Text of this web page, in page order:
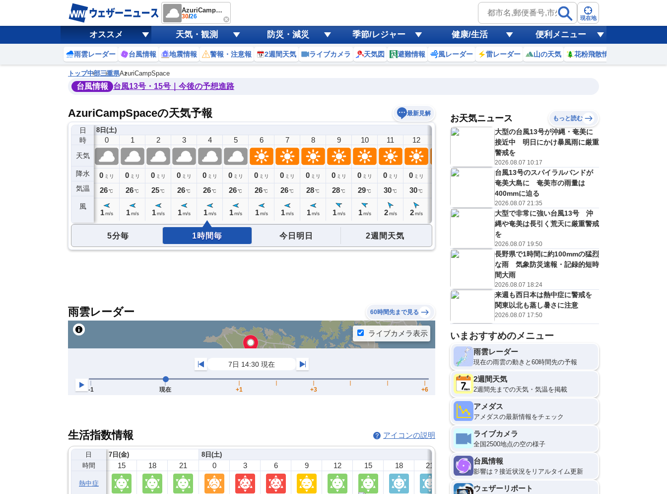
AzuriCampSpace
30/26 現在地
オススメ 天気・観測 防災・減災 季節/レジャー 健康/生活 便利メニュー
雨雲レーダー 台風情報 地震情報 警報・注意報 2週間天気 ライブカメラ 天気図 避難情報 風レーダー 雷レーダー 山の天気 花粉飛散情報
トップ中部三重県AzuriCampSpace
台風情報 台風13号・15号｜今後の予想進路
AzuriCampSpaceの天気予報 最新見解
日
時
天気
降水
気温
風
7日(金)
23
0ミリ
26℃
8日(土)
0
0 ミリ
26℃
1 m/s
1
0 ミリ
26℃
1 m/s
2
0 ミリ
25℃
1 m/s
3
0 ミリ
26℃
1 m/s
4
0 ミリ
26℃
1 m/s
5
0 ミリ
26℃
1 m/s
6
0 ミリ
26℃
1 m/s
7
0 ミリ
26℃
1 m/s
8
0 ミリ
28℃
1 m/s
9
0 ミリ
28℃
1 m/s
10
0 ミリ
29℃
1 m/s
11
0 ミリ
30℃
2 m/s
12
0 ミリ
30℃
2 m/s
15
ミリ
℃
m/s
16
0 ミリ
30℃
1m/s
17
0 ミリ
1 m/s
18
0 ミリ
1m/s
19
0
1
5分毎 1時間毎 今日明日 2週間天気
雨雲レーダー 60時間先まで見る
生活指数情報 アイコンの説明
日
時間
熱中症
7日(金)
15 18 21
8日(土)
0 3 6 9 12 15 18 21
9日(日)
0
お天気ニュース もっと読む
大型の台風13号が沖縄・奄美に
接近中 明日にかけ暴風雨に厳重
警戒を
2026.08.07 10:17
台風13号のスパイラルバンドが
奄美大島に 奄美市の雨量は
400mmに迫る
2026.08.07 21:35
大型で非常に強い台風13号 沖
縄や奄美は長引く荒天に厳重警戒
を
2026.08.07 19:50
長野県で1時間に約100mmの猛烈
な雨 気象防災速報・記録的短時
間大雨
2026.08.07 18:24
来週も西日本は熱中症に警戒を
関東以北も蒸し暑さに注意
2026.08.07 17:50
いまおすすめのメニュー
雨雲レーダー
現在の雨雲の動きと60時間先の予報
2週間天気
2週間先までの天気・気温を掲載
アメダス
アメダスの最新情報をチェック
ライブカメラ
全国2500地点の空の様子
台風情報
影響は？接近状況をリアルタイム更新
ウェザーリポート